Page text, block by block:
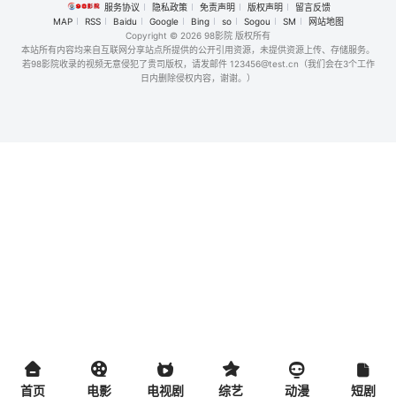
服务协议 隐私政策 免责声明 版权声明
留言反馈
MAP
RSS Baidu Google Bing so Sogou SM
网站地图
Copyright © 2026 98影院 版权所有
本站所有内容均来自互联网分享站点所提供的公开引用资源，未提供资源上传、存储服务。
若98影院收录的视频无意侵犯了贵司版权，请发邮件 123456@test.cn（我们会在3个工作
日内删除侵权内容，谢谢。）
首页 电影 电视剧 综艺 动漫 短剧